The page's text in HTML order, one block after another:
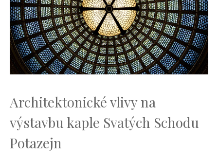
Architektonické vlivy‍ na
výstavbu kaple‌ Svatých Schodu
Potazejn